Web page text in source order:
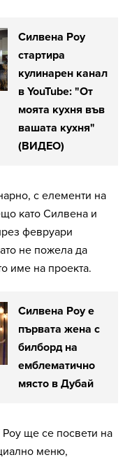
Силвена Роу
стартира
кулинарен канал
в YouTube: "От
моята кухня във
вашата кухня"
(ВИДЕО)
с елементи на
като Силвена и
февруари
не пожела да
име на проекта.
Силвена Роу е
първата жена с
билборд на
емблематично
място в Дубай
ще се посвети на
меню,